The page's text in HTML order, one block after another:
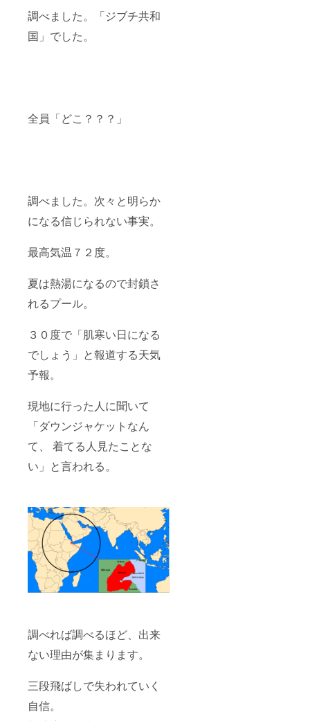
調べました。「ジブチ共和
国」でした。
全員「どこ？？？」
調べました。次々と明らか
になる信じられない事実。
最高気温７２度。
夏は熱湯になるので封鎖さ
れるプール。
３０度で「肌寒い日になる
でしょう」と報道する天気
予報。
現地に行った人に聞いて
「ダウンジャケットなん
て、 着てる人見たことな
い」と言われる。
調べれば調べるほど、出来
ない理由が集まります。
三段飛ばしで失われていく
自信。